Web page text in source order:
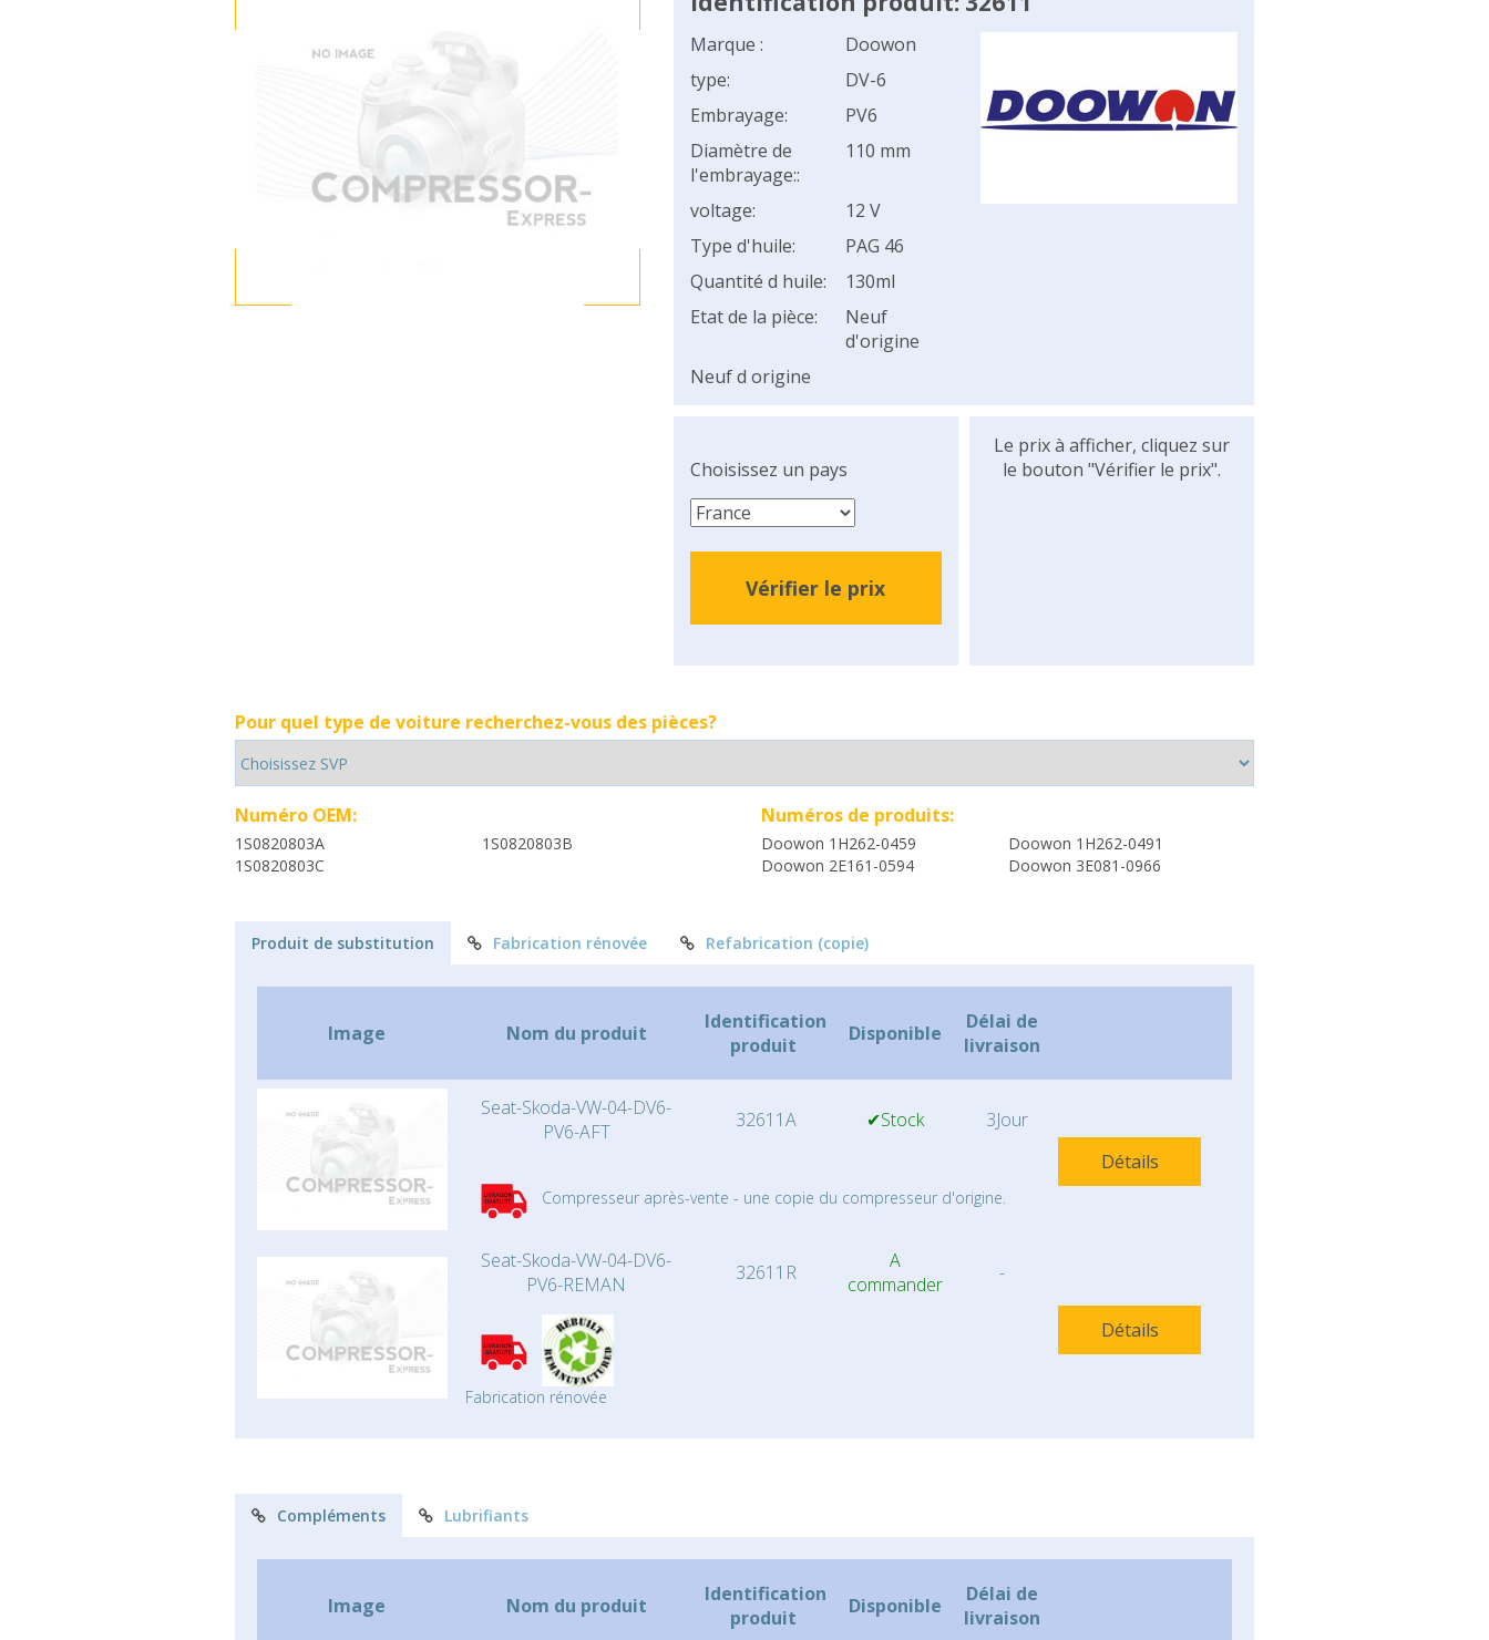
Marque :
Doowon
type:
DV-6
Embrayage:
PV6
Diamètre de
l'embrayage::
110 mm
voltage:
12 V
Type d'huile:
PAG 46
Quantité d huile:
130ml
Etat de la pièce:
Neuf
d'origine
Neuf d origine
Choisissez un pays
Vérifier le prix
Le prix à afficher, cliquez sur
le bouton "Vérifier le prix".
Pour quel type de voiture recherchez-vous des pièces?
Numéro OEM:
1S0820803A
1S0820803B
1S0820803C
Numéros de produits:
Doowon 1H262-0459
Doowon 1H262-0491
Doowon 2E161-0594
Doowon 3E081-0966
Produit de substitution Fabrication rénovée Refabrication (copie)
Image Nom du produit
Identification
produit
Disponible
Délai de
livraison
Seat-Skoda-VW-04-DV6-
PV6-AFT
32611A ✔Stock
3Jour
Détails
Compresseur après-vente - une copie du compresseur d'origine.
Seat-Skoda-VW-04-DV6-
PV6-REMAN
32611R
A
commander
-
Détails
Fabrication rénovée
Compléments Lubrifiants
Image Nom du produit
Identification
produit
Disponible
Délai de
livraison